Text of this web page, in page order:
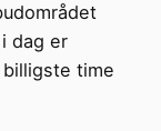
dag er
time